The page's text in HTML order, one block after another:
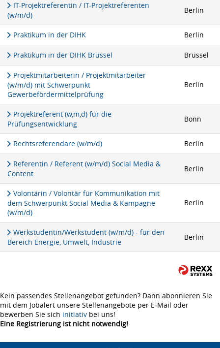
IT-Projektreferentin / IT-Projektreferenten
(w/m/d)
Berlin
Praktikum in der DIHK Berlin
Praktikum in der DIHK Brüssel Brüssel
Projektmitarbeiterin / Projektmitarbeiter
(w/m/d) mit Schwerpunkt
Gewerbefördermittelprüfung
Berlin
Projektreferent (w,m,d) für die
Prüfungsentwicklung
Bonn
Rechtsreferendare (w/m/d) Berlin
Referentin / Referent (w/m/d) Social Media &
Content
Berlin
Volontärin / Volontär für Kommunikation mit
dem Schwerpunkt Social Media & Kampagne
(w/m/d)
Berlin
Werkstudentin/Werkstudent (w/m/d) - für den
Bereich Energie, Umwelt, Industrie
Berlin
Kein passendes Stellenangebot gefunden? Dann abonnieren Sie
mit dem Jobalert unsere Stellenangebote per E-Mail oder
bewerben Sie sich initiativ bei uns!
Eine Registrierung ist nicht notwendig!